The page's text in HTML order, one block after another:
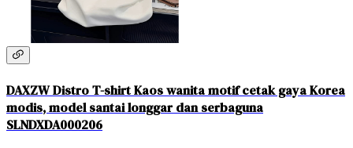
DAXZW Distro T-shirt Kaos wanita motif cetak gaya Korea
modis, model santai longgar dan serbaguna
SLNDXDA000206